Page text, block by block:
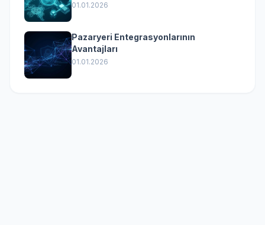
01.01.2026
Pazaryeri Entegrasyonlarının
Avantajları
01.01.2026